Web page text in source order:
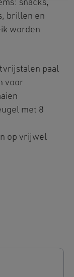
snacks,
brillen en
worden
paal
voor
met 8
op vrijwel